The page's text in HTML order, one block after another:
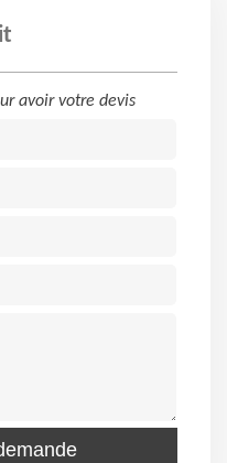
avoir votre devis